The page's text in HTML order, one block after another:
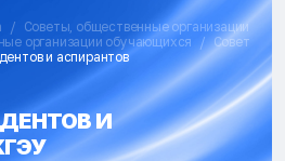
Советы, общественные организации
организации обучающихся
Cовет
и аспирантов
И